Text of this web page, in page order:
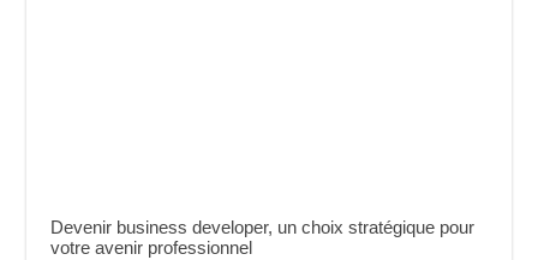
Devenir business developer, un choix stratégique pour
votre avenir professionnel